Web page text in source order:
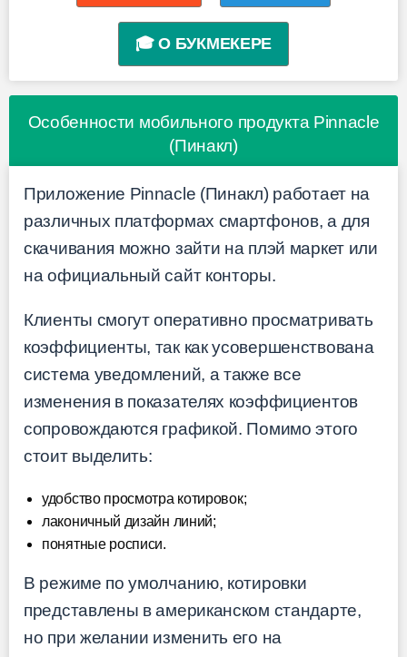
🎓 О БУКМЕКЕРЕ
Особенности мобильного продукта Pinnacle
(Пинакл)
Приложение Pinnacle (Пинакл) работает на
различных платформах смартфонов, а для
скачивания можно зайти на плэй маркет или
на официальный сайт конторы.
Клиенты смогут оперативно просматривать
коэффициенты, так как усовершенствована
система уведомлений, а также все
изменения в показателях коэффициентов
сопровождаются графикой. Помимо этого
стоит выделить:
удобство просмотра котировок;
лаконичный дизайн линий;
понятные росписи.
В режиме по умолчанию, котировки
представлены в американском стандарте,
но при желании изменить его на